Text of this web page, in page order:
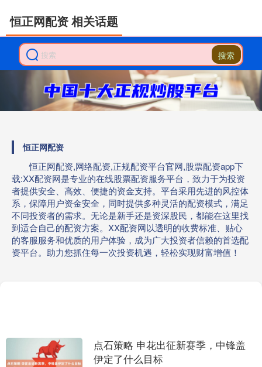
搜索
恒正网配资
恒正网配资,网络配资,正规配资平台官网,股票配资app下
载:XX配资网是专业的在线股票配资服务平台，致力于为投资
者提供安全、高效、便捷的资金支持。平台采用先进的风控体
系，保障用户资金安全，同时提供多种灵活的配资模式，满足
不同投资者的需求。无论是新手还是资深股民，都能在这里找
到适合自己的配资方案。XX配资网以透明的收费标准、贴心
的客服服务和优质的用户体验，成为广大投资者信赖的首选配
资平台。助力您抓住每一次投资机遇，轻松实现财富增值！
恒正网配资 相关话题
点石策略 申花出征新赛季，中锋盖
伊定了什么目标